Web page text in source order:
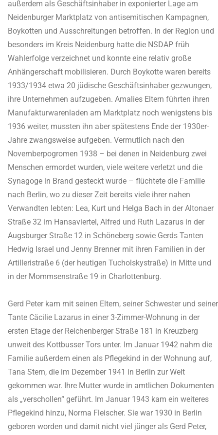
außerdem als Geschäftsinhaber in exponierter Lage am
Neidenburger Marktplatz von antisemitischen Kampagnen,
Boykotten und Ausschreitungen betroffen. In der Region und
besonders im Kreis Neidenburg hatte die NSDAP früh
Wahlerfolge verzeichnet und konnte eine relativ große
Anhängerschaft mobilisieren. Durch Boykotte waren bereits
1933/1934 etwa 20 jüdische Geschäftsinhaber gezwungen,
ihre Unternehmen aufzugeben. Amalies Eltern führten ihren
Manufakturwarenladen am Marktplatz noch wenigstens bis
1936 weiter, mussten ihn aber spätestens Ende der 1930er-
Jahre zwangsweise aufgeben. Vermutlich nach den
Novemberpogromen 1938 – bei denen in Neidenburg zwei
Menschen ermordet wurden, viele weitere verletzt und die
Synagoge in Brand gesteckt wurde – flüchtete die Familie
nach Berlin, wo zu dieser Zeit bereits viele ihrer nahen
Verwandten lebten: Lea, Kurt und Helga Bach in der Altonaer
Straße 32 im Hansaviertel, Alfred und Ruth Lazarus in der
Augsburger Straße 12 in Schöneberg sowie Gerds Tanten
Hedwig Israel und Jenny Brenner mit ihren Familien in der
Artilleristraße 6 (der heutigen Tucholskystraße) in Mitte und
in der Mommsenstraße 19 in Charlottenburg.
Gerd Peter kam mit seinen Eltern, seiner Schwester und seiner
Tante Cäcilie Lazarus in einer 3-Zimmer-Wohnung in der
ersten Etage der Reichenberger Straße 181 in Kreuzberg
unweit des Kottbusser Tors unter. Im Januar 1942 nahm die
Familie außerdem einen als Pflegekind in der Wohnung auf,
Tana Stern, die im Dezember 1941 in Berlin zur Welt
gekommen war. Ihre Mutter wurde in amtlichen Dokumenten
als „verschollen“ geführt. Im Januar 1943 kam ein weiteres
Pflegekind hinzu, Norma Fleischer. Sie war 1930 in Berlin
geboren worden und damit nicht viel jünger als Gerd Peter,